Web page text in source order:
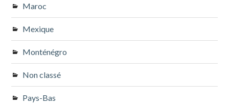
Maroc
Mexique
Monténégro
Non classé
Pays-Bas